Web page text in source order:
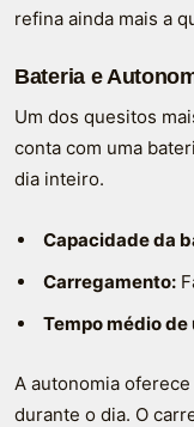
refina ainda mais a
Bateria e
Um dos quesitos
conta com uma
dia inteiro.
Capacidade da
Carregamento:
Tempo médio de
A autonomia
durante o dia. O